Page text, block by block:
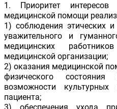
1. Приоритет
медицинской помощи
1) соблюдения этических
уважительного и
медицинских
медицинской организации;
2) оказания медицинской
физического
возможности
пациента;